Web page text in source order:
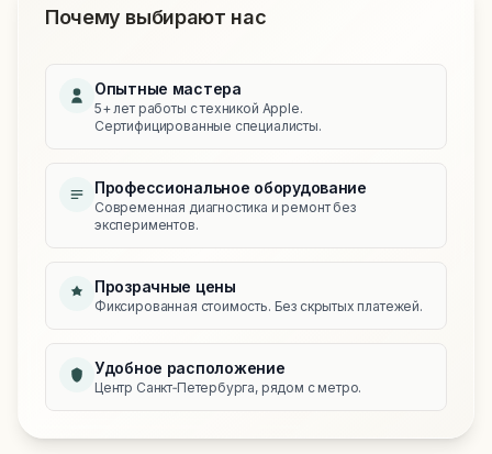
Почему выбирают нас
Опытные мастера
5+ лет работы с техникой Apple.
Сертифицированные специалисты.
Профессиональное оборудование
Современная диагностика и ремонт без
экспериментов.
Прозрачные цены
Фиксированная стоимость. Без скрытых платежей.
Удобное расположение
Центр Санкт‑Петербурга, рядом с метро.